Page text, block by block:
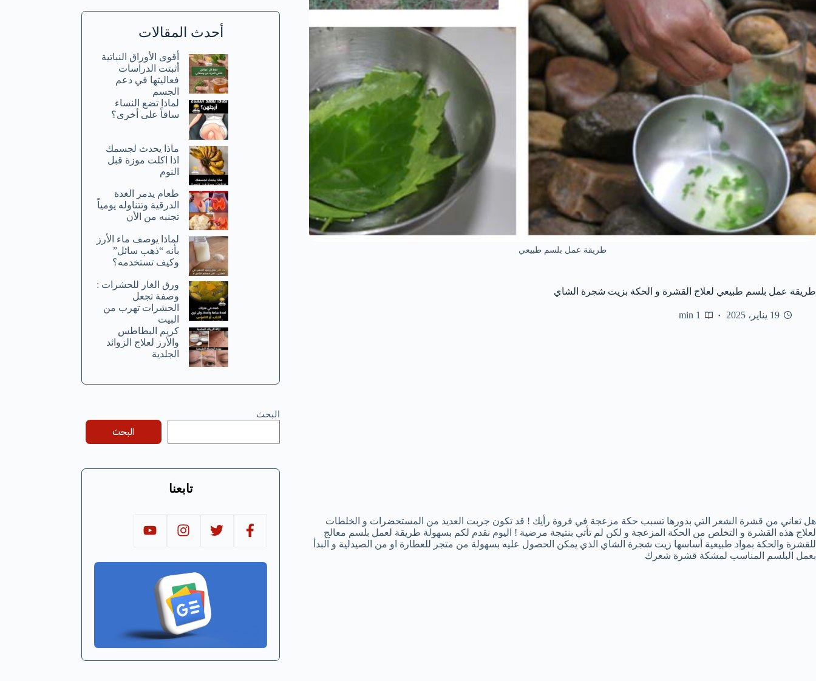
طريقة عمل بلسم طبيعي
طريقة عمل بلسم طبيعي لعلاج القشرة و الحكة بزيت شجرة الشاي
19 يناير، 2025 1 min
هل تعاني من قشرة الشعر التي بدورها تسبب حكة مزعجة في فروة رأيك ! قد تكون جربت العديد من المستحضرات و الخلطات
لعلاج هذه القشرة و التخلص من الحكة المزعجة و لكن لم تأتي بنتيجة مرضية ! اليوم نقدم لكم بسهولة طريقة لعمل بلسم معالج
للقشرة والحكة بمواد طبيعية أساسها زيت شجرة الشاي الذي يمكن الحصول عليه بسهولة من متجر للعطارة او من الصيدلية و البدأ
بعمل البلسم المناسب لمشكة قشرة شعرك
أحدث المقالات
أقوى الأوراق النباتية
أثبتت الدراسات
فعاليتها في دعم
الجسم
لماذا تضع النساء
ساقاً على أخرى؟
ماذا يحدث لجسمك
اذا اكلت موزة قبل
النوم
طعام يدمر الغدة
الدرقية وتتناوله يومياً
تجنبه من الأن
لماذا يوصف ماء الأرز
بأنه “ذهب سائل”
وكيف تستخدمه؟
ورق الغار للحشرات :
وصفة تجعل
الحشرات تهرب من
البيت
كريم البطاطس
والأرز لعلاج الزوائد
الجلدية
البحث
البحث
تابعنا